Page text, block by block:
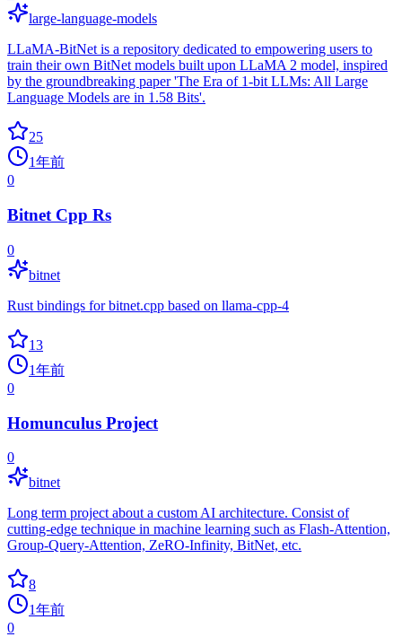
large-language-models
LLaMA-BitNet is a repository dedicated to empowering users to
train their own BitNet models built upon LLaMA 2 model, inspired
by the groundbreaking paper 'The Era of 1-bit LLMs: All Large
Language Models are in 1.58 Bits'.
25
1年前
0
Bitnet Cpp Rs
0
bitnet
Rust bindings for bitnet.cpp based on llama-cpp-4
13
1年前
0
Homunculus Project
0
bitnet
Long term project about a custom AI architecture. Consist of
cutting-edge technique in machine learning such as Flash-Attention,
Group-Query-Attention, ZeRO-Infinity, BitNet, etc.
8
1年前
0